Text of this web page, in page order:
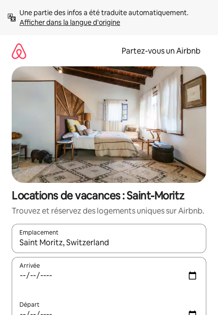
directement
Afficher dans la langue d'origine
Partez-vous un Airbnb
Locations de vacances : Saint-Moritz
Trouvez et réservez des logements uniques sur Airbnb.
Emplacement
Quand les résultats sont affichés, parcourez-les en utilisant
Arrivée
Départ